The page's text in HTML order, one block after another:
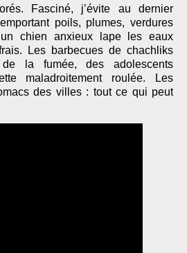
Fasciné, j’évite au dernier
poils, plumes, verdures
un chien anxieux lape les eaux
Les barbecues de chachliks
la fumée, des adolescents
maladroitement roulée. Les
des villes : tout ce qui peut